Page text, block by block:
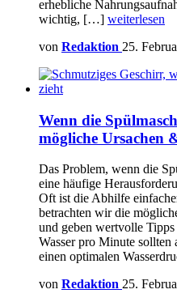
erhebliche
wichtig, […] weiterlesen
von Redaktion 25.
Wenn die
mögliche Ursachen
Das Problem, wenn die
eine häufige
Oft ist die Abhilfe
betrachten wir die
und geben wertvolle
Wasser pro Minute sollten
einen optimalen
von Redaktion 25.